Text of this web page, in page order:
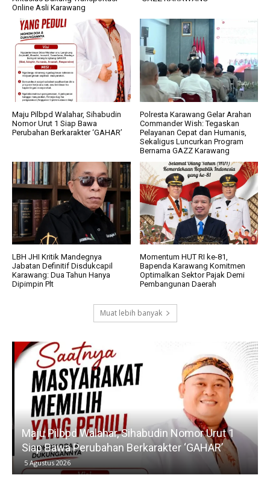
Online Asli Karawang
Maju Pilbpd Walahar, Sihabudin
Nomor Urut 1 Siap Bawa
Perubahan Berkarakter ‘GAHAR’
Polresta Karawang Gelar Arahan
Commander Wish: Tegaskan
Pelayanan Cepat dan Humanis,
Sekaligus Luncurkan Program
Bernama GAZZ Karawang
LBH JHI Kritik Mandegnya
Jabatan Definitif Disdukcapil
Karawang: Dua Tahun Hanya
Dipimpin Plt
Momentum HUT RI ke-81,
Bapenda Karawang Komitmen
Optimalkan Sektor Pajak Demi
Pembangunan Daerah
Muat lebih banyak
Maju Pilbpd Walahar, Sihabudin Nomor Urut 1
Siap Bawa Perubahan Berkarakter ‘GAHAR’
5 Agustus 2026